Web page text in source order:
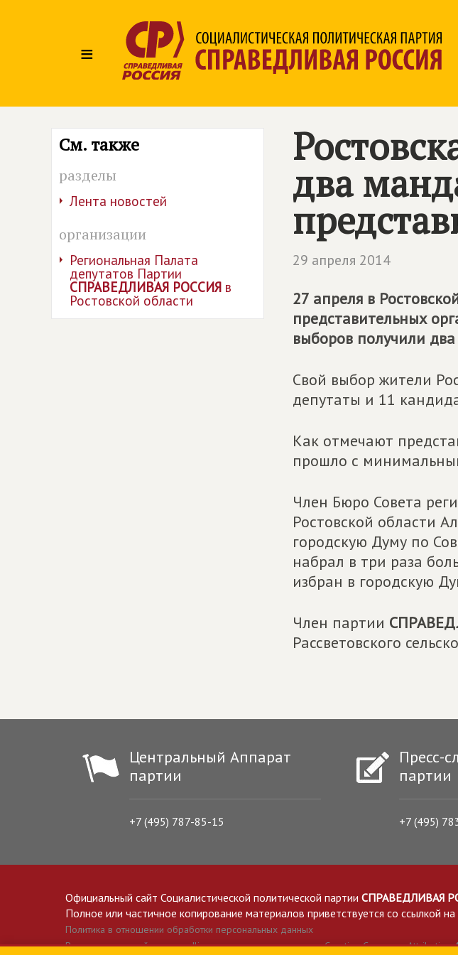
≡
См. также
разделы
Лента новостей
организации
Региональная Палата
депутатов Партии
СПРАВЕДЛИВАЯ РОССИЯ в
Ростовской области
два
29 апреля 2014
27 апреля в
представительных
выборов получили
Свой выбор жители
депутаты и 11
Как отмечают
прошло с
Член Бюро Совета
Ростовской области
городскую Думу по
набрал в три раза
избран в городскую
Член партии
Рассветовского
Центральный Аппарат
партии
+7 (495) 787-85-15
Пресс-
партии
+7 (495)
Официальный сайт Социалистической политической партии СПРАВЕДЛИВАЯ
Полное или частичное копирование материалов приветствуется со ссылкой
Политика в отношении обработки персональных данных
Все материалы сайта spravedlivo.ru доступны по лицензии Creative Commons Attribution